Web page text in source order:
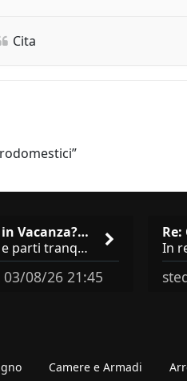
Cita
Casa Vuota in Vacanza? I 3 Er…
Chiudi tutto e parti tranquillo? Sbagliato. Ci sono 3 comportamenti che dicono ai ladri &quot;sono via per due settimane
03/08/26 21:45
Camere e Armadi